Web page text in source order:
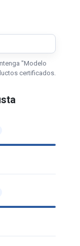
"Modelo
certificados.